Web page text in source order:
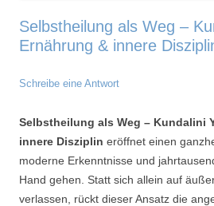
Selbstheilung als Weg –
Ernährung & innere
Schreibe eine Antwort
Selbstheilung als Weg – Kundalini
innere Disziplin eröffnet einen
moderne Erkenntnisse und
Hand gehen. Statt sich allein auf
verlassen, rückt dieser Ansatz die